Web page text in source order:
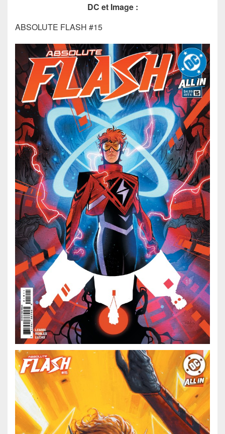
DC et Image :
ABSOLUTE FLASH #15